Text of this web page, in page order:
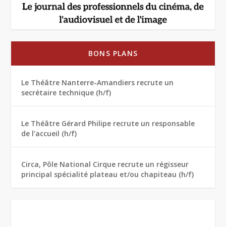
BONS PLANS
Le Théâtre Nanterre-Amandiers recrute un
secrétaire technique (h/f)
Le Théâtre Gérard Philipe recrute un responsable
de l’accueil (h/f)
Circa, Pôle National Cirque recrute un régisseur
principal spécialité plateau et/ou chapiteau (h/f)